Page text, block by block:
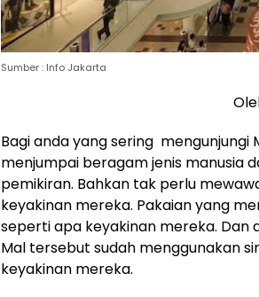
Sumber : Info Jakarta
Bagi anda yang sering
menjumpai beragam jenis manusia
pemikiran. Bahkan tak perlu
keyakinan mereka. Pakaian yang
seperti apa keyakinan mereka. Dan
Mal tersebut sudah menggunakan
keyakinan mereka.